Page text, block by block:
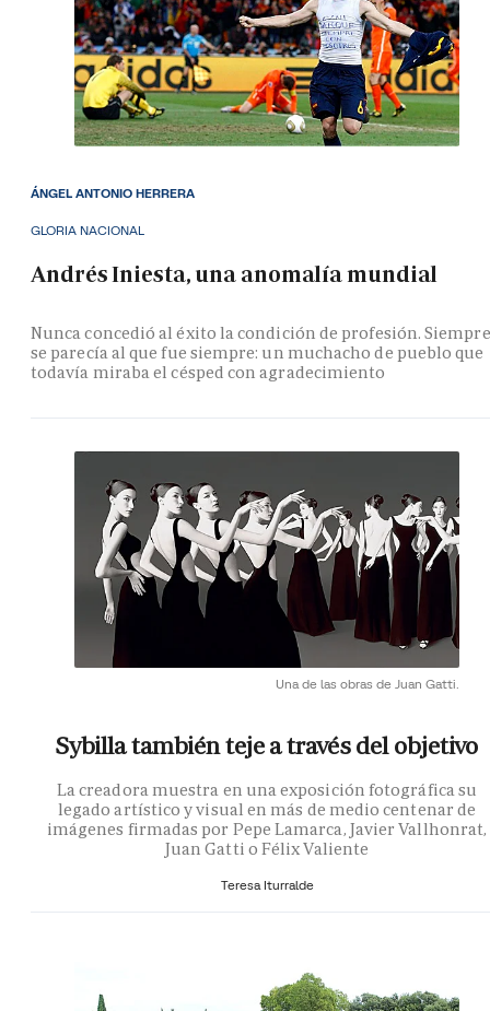
GLORIA NACIONAL
Andrés Iniesta, una anomalía mundial
Nunca concedió al éxito la condición de profesión. Siempre
se parecía al que fue siempre: un muchacho de pueblo que
todavía miraba el césped con agradecimiento
ÁNGEL ANTONIO HERRERA
Una de las obras de Juan Gatti.
Sybilla también teje a través del objetivo
La creadora muestra en una exposición fotográfica su
legado artístico y visual en más de medio centenar de
imágenes firmadas por Pepe Lamarca, Javier Vallhonrat,
Juan Gatti o Félix Valiente
Teresa Iturralde